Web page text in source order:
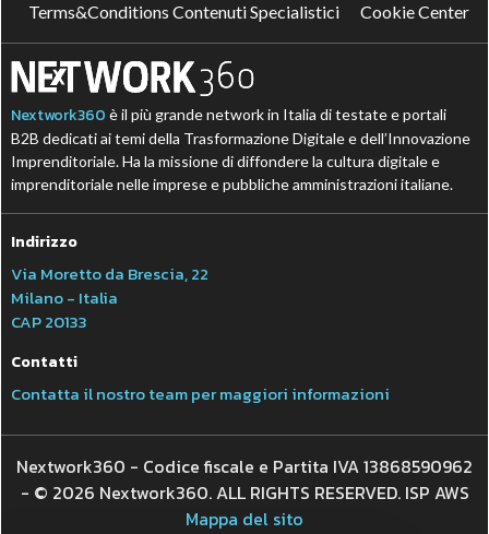
Terms&Conditions Contenuti Specialistici
Cookie Center
Nextwork360 è il più grande network in Italia di testate e portali
B2B dedicati ai temi della Trasformazione Digitale e dell’Innovazione
Imprenditoriale. Ha la missione di diffondere la cultura digitale e
imprenditoriale nelle imprese e pubbliche amministrazioni italiane.
Indirizzo
Via Moretto da Brescia, 22
Milano - Italia
CAP 20133
Contatti
Contatta il nostro team per maggiori informazioni
Nextwork360 - Codice fiscale e Partita IVA 13868590962
- © 2026 Nextwork360. ALL RIGHTS RESERVED. ISP AWS
Mappa del sito